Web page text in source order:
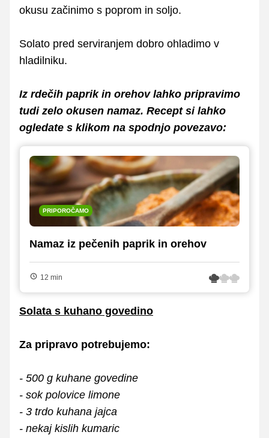
okusu začinimo s poprom in soljo.
Solato pred serviranjem dobro ohladimo v
hladilniku.
Iz rdečih paprik in orehov lahko pripravimo
tudi zelo okusen namaz. Recept si lahko
ogledate s klikom na spodnjo povezavo:
PRIPOROČAMO
Namaz iz pečenih paprik in orehov
12 min
Solata s kuhano govedino
Za pripravo potrebujemo:
- 500 g kuhane govedine
- sok polovice limone
- 3 trdo kuhana jajca
- nekaj kislih kumaric